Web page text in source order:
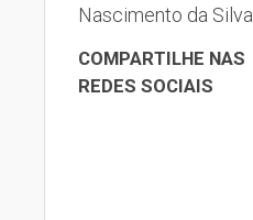
Nascimento da Silva
COMPARTILHE NAS
REDES SOCIAIS